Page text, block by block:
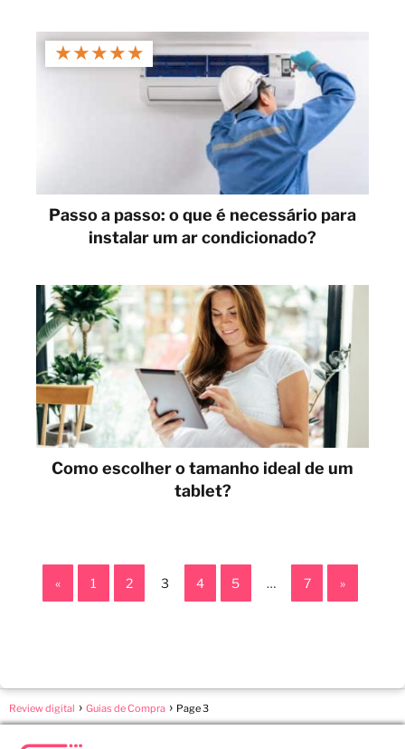
★★★★★
Passo a passo: o que é necessário para
instalar um ar condicionado?
Como escolher o tamanho ideal de um
tablet?
« 1 2 3 4 5 … 7 »
Review digital Guias de Compra Page 3